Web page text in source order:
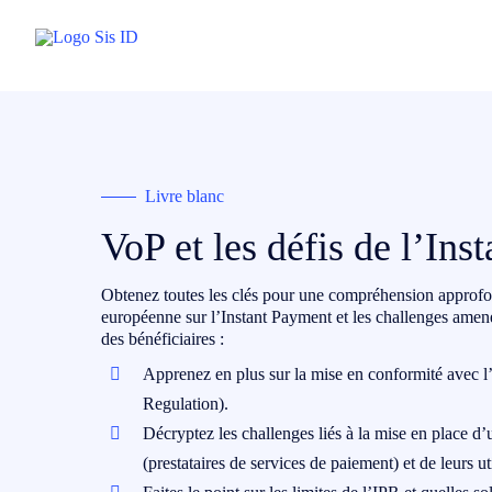
contenu
Livre blanc
VoP et les défis de
Obtenez toutes les clés pour une compréhension
européenne sur l’Instant Payment et les challenges
des bénéficiaires :
Apprenez en plus sur la mise en conformité avec
Regulation).
Décryptez les challenges liés à la mise en place
(prestataires de services de paiement) et de leurs